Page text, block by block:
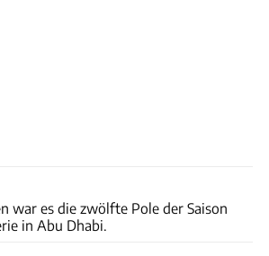
war es die zwölfte Pole der Saison
in Abu Dhabi.